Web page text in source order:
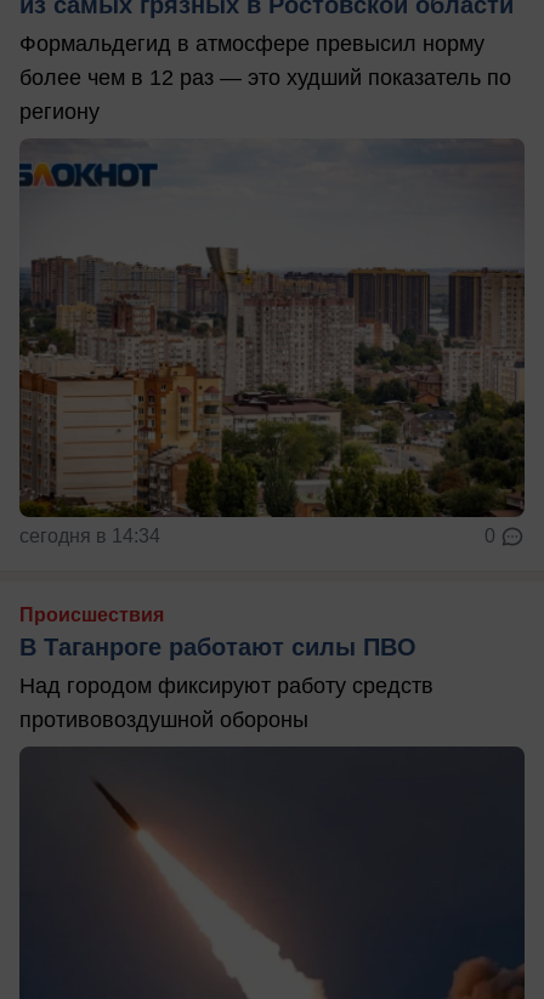
Формальдегид в атмосфере превысил норму
более чем в 12 раз — это худший показатель по
региону
сегодня в 14:34 0
Происшествия
В Таганроге работают силы ПВО
Над городом фиксируют работу средств
противовоздушной обороны